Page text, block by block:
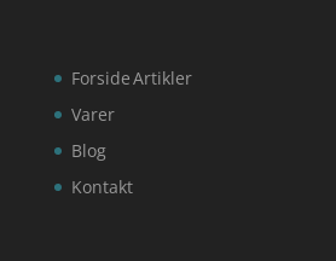
Forside
Varer
Blog
Kontakt
Artikler